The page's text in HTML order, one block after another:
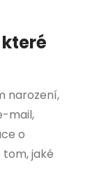
narození,
mail,
o
jaké